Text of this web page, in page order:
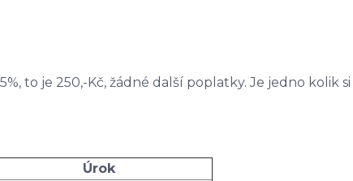
to je 250,-Kč, žádné další poplatky. Je jedno kolik
Úrok